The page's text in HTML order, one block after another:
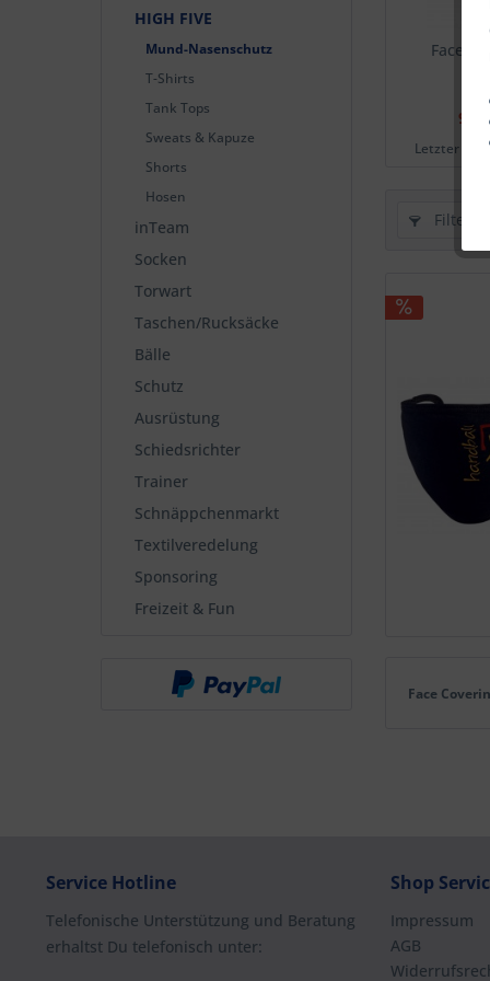
HIGH FIVE
Mund-Nasenschutz
T-Shirts
Tank Tops
Sweats & Kapuze
Shorts
Hosen
inTeam
Socken
Torwart
Taschen/Rucksäcke
Bälle
Schutz
Ausrüstung
Schiedsrichter
Trainer
Schnäppchenmarkt
Textilveredelung
Sponsoring
Freizeit & Fun
Face
Letzter
Filtern
Face
Service Hotline
Telefonische Unterstützung und Beratung
erhaltst Du telefonisch unter:
Shop
Impressum
AGB